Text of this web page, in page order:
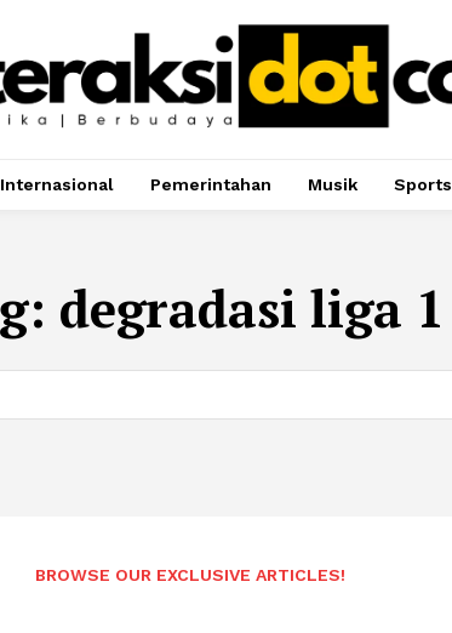
Internasional Pemerintahan Musik Sports
degradasi liga 1
BROWSE OUR EXCLUSIVE ARTICLES!